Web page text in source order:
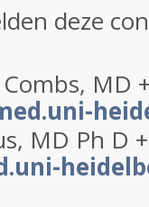
deze
MD
MD Ph D